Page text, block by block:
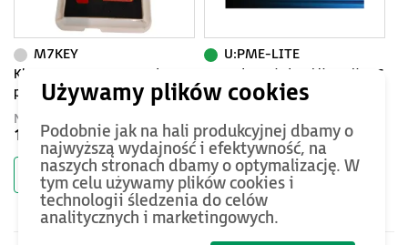
Klucz sprzętowy M7KEY do
pakietu PAC Machine Edition
M7KEY
Netto
1160 PLN
Do koszyka
Upgrade posiadanej licencji PAC
Machine Edition Lite do
U:PME-LITE
2360 PLN
Do koszyka
Podobnie jak na hali produkcyjnej dbamy o
najwyższą wydajność i efektywność, na
naszych stronach dbamy o optymalizację. W
tym celu używamy plików cookies i
technologii śledzenia do celów
analitycznych i marketingowych.